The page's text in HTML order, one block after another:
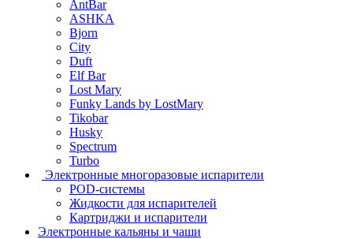
AntBar
ASHKA
Bjorn
City
Duft
Elf Bar
Lost Mary
Funky Lands by LostMary
Tikobar
Husky
Spectrum
Turbo
Электронные многоразовые испарители
POD-системы
Жидкости для испарителей
Картриджи и испарители
Электронные кальяны и чаши